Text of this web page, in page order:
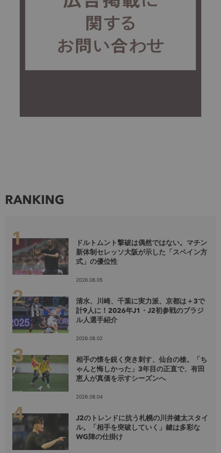
RANKING
ドルトムント撃破は偶然ではない。マチン
新体制セレッソ大阪が示した「スペイン方
式」の優位性
2026.08.05
清水、川崎、千葉に実力派、京都は＋3で
計9人に！2026年J1・J2初参戦のブラジ
ル人選手紹介
2026.08.02
相手の懐を鋭く突き刺す、仙台の槍。「ち
ゃんと悔しかった」3年目の正直で、有田
恵人が真価を示すシーズンへ
2026.08.04
J2のトレンドに抗う札幌の川井健太スタイ
ル。「相手を突破していく」鍵は多彩な
WG陣の仕掛け